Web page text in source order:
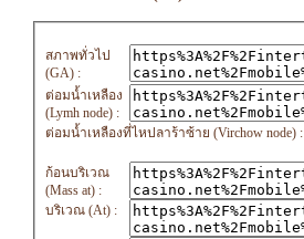
สภาพทั่วไป
(GA) :
ต่อมน้ำเหลือง
(Lymh node) :
ต่อมน้ำเหลืองที่ไหปลาร้าซ้าย (Virchow node) :
ก้อนบริเวณ
(Mass at) :
บริเวณ (At) :